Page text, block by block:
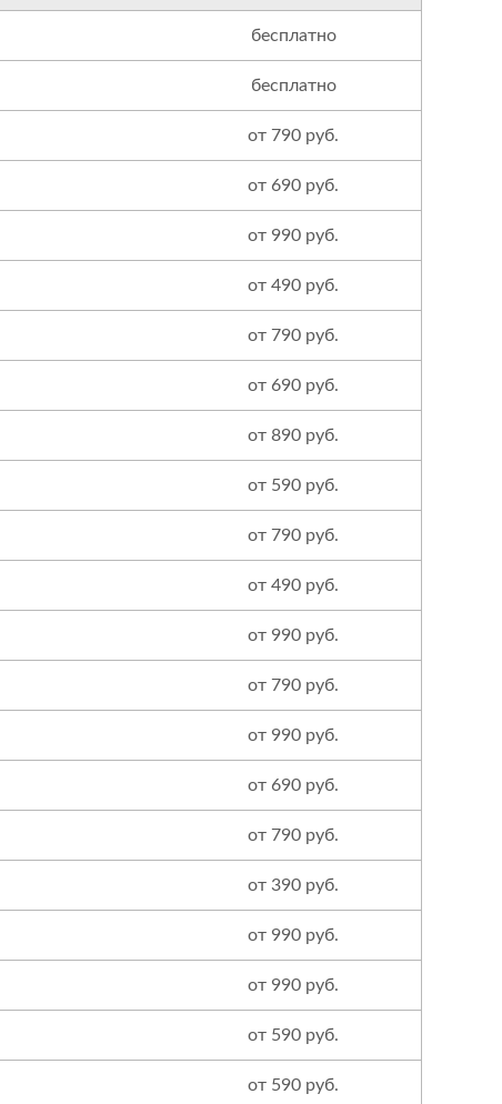
бесплатно
бесплатно
от 790 руб.
от 690 руб.
от 990 руб.
от 490 руб.
от 790 руб.
от 690 руб.
от 890 руб.
от 590 руб.
от 790 руб.
от 490 руб.
от 990 руб.
от 790 руб.
от 990 руб.
от 690 руб.
от 790 руб.
от 390 руб.
от 990 руб.
от 990 руб.
от 590 руб.
от 590 руб.